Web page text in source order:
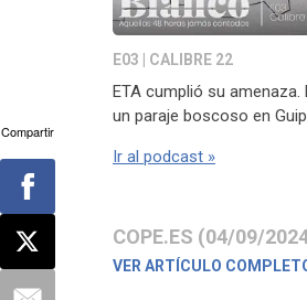
E03 | CALIBRE 22
ETA cumplió su amenaza.
un paraje boscoso en
Ir al podcast »
COPE.ES (04/09/
VER ARTÍCULO
Compartir